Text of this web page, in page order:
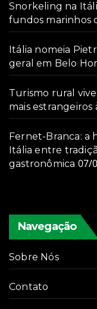
Snorkeling na
fundos marinhos
Itália nomeia
geral em Belo
Turismo rural
mais estrangeiros
Fernet-Branca: a
Itália entre
gastronômica 07/
Navegação
Sobre Nós
Contato